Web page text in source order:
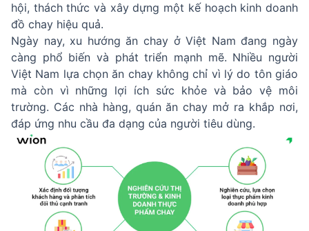
hội, thách thức và xây dựng một kế hoạch kinh doanh
đồ chay hiệu quả.
Ngày nay, xu hướng ăn chay ở Việt Nam đang ngày
càng phổ biến và phát triển mạnh mẽ. Nhiều người
Việt Nam lựa chọn ăn chay không chỉ vì lý do tôn giáo
mà còn vì những lợi ích sức khỏe và bảo vệ môi
trường. Các nhà hàng, quán ăn chay mở ra khắp nơi,
đáp ứng nhu cầu đa dạng của người tiêu dùng.